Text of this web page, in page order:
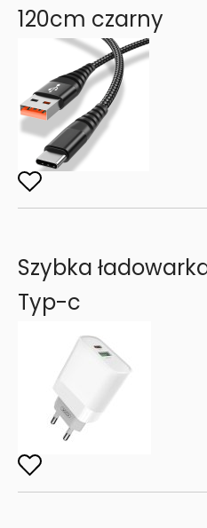
120cm czarny
Szybka
Typ-c